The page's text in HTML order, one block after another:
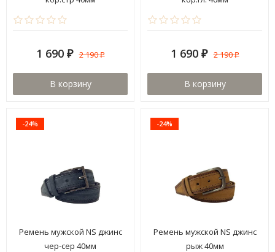
1 690 ₽ 2 190₽
В корзину
1 690 ₽ 2 190₽
В корзину
-24%
Ремень мужской NS джинс
чер-сер 40мм
-24%
Ремень мужской NS джинс
рыж 40мм